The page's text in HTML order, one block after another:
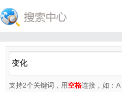
支持2个关键词，用空格连接，如：A